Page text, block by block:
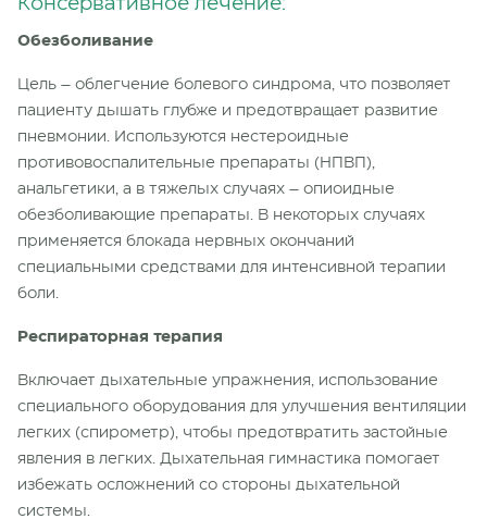
Консервативное лечение:
Обезболивание
Цель – облегчение болевого синдрома, что позволяет
пациенту дышать глубже и предотвращает развитие
пневмонии. Используются нестероидные
противовоспалительные препараты (НПВП),
анальгетики, а в тяжелых случаях – опиоидные
обезболивающие препараты. В некоторых случаях
применяется блокада нервных окончаний
специальными средствами для интенсивной терапии
боли.
Респираторная терапия
Включает дыхательные упражнения, использование
специального оборудования для улучшения вентиляции
легких (спирометр), чтобы предотвратить застойные
явления в легких. Дыхательная гимнастика помогает
избежать осложнений со стороны дыхательной
системы.